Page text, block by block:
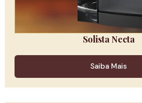
Solista Necta
Saiba Mais